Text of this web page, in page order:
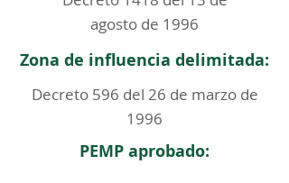
agosto de 1996
Zona de influencia delimitada:
Decreto 596 del 26 de marzo de
1996
PEMP aprobado: